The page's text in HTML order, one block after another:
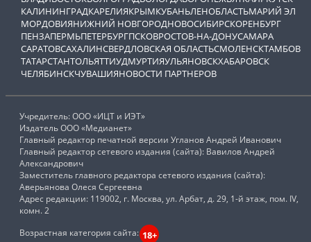
КАЛИНИНГРАДКАРЕЛИЯКРЫМКУБАНЬЛЕНОБЛАСТЬМАРИЙ ЭЛ
МОРДОВИЯНИЖНИЙ НОВГОРОДНОВОСИБИРСКОРЕНБУРГ
ПЕНЗАПЕРМЬПЕТЕРБУРГПСКОВРОСТОВ-НА-ДОНУСАМАРА
САРАТОВСАХАЛИНСВЕРДЛОВСКАЯ ОБЛАСТЬСМОЛЕНСКТАМБОВ
ТАТАРСТАНТОЛЬЯТТИУДМУРТИЯУЛЬЯНОВСКХАБАРОВСК
ЧЕЛЯБИНСКЧУВАШИЯНОВОСТИ ПАРТНЕРОВ
Учредитель: ООО «ИЦТ и ИЭТ»
Издатель ООО «Медианет»
Главный редактор печатной версии Угланов Андрей Иванович
Главный редактор сетевого издания (сайта): Вавилов Андрей
Александрович
Заместитель главного редактора сетевого издания (сайта):
Аверьянова Олеся Сергеевна
Адрес редакции: 119002, г. Москва, ул. Арбат, д. 29, 1-й этаж, пом. IV,
комн. 2
Возрастная категория сайта: 18+